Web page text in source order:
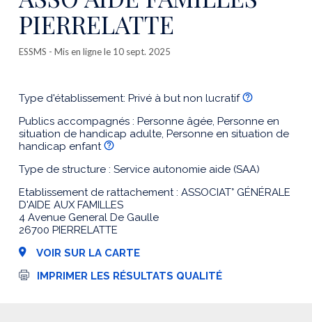
PIERRELATTE
ESSMS - Mis en ligne le 10 sept. 2025
Type d'établissement: Privé à but non lucratif
Publics accompagnés : Personne âgée, Personne en
situation de handicap adulte, Personne en situation de
handicap enfant
Type de structure : Service autonomie aide (SAA)
Etablissement de rattachement : ASSOCIAT° GÉNÉRALE
D'AIDE AUX FAMILLES
4 Avenue General De Gaulle
26700 PIERRELATTE
VOIR SUR LA CARTE
I
IMPRIMER LES RÉSULTATS QUALITÉ